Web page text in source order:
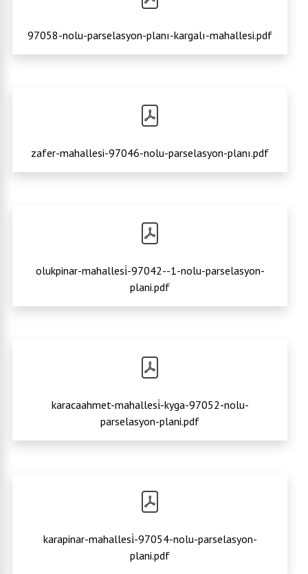
97058-nolu-parselasyon-planı-kargalı-mahallesi.pdf
zafer-mahallesi-97046-nolu-parselasyon-planı.pdf
olukpinar-mahallesi̇-97042--1-nolu-parselasyon-
plani.pdf
karacaahmet-mahallesi̇-kyga-97052-nolu-
parselasyon-plani.pdf
karapinar-mahallesi̇-97054-nolu-parselasyon-
plani.pdf